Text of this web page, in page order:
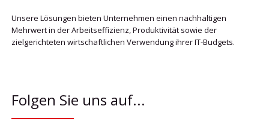
Unsere Lösungen bieten Unternehmen einen nachhaltigen
Mehrwert in der Arbeitseffizienz, Produktivität sowie der
zielgerichteten wirtschaftlichen Verwendung ihrer IT-Budgets.
Folgen Sie uns auf...